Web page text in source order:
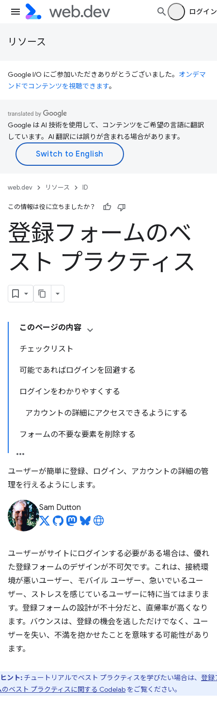
ログイン
リソース
Google I/O にご参加いただきありがとうございました。 オンデマ
ンドでコンテンツを視聴できます。
Google は AI 技術を使用して、コンテンツをご希望の言語に翻訳
しています。AI 翻訳には誤りが含まれる場合があります。
web.dev リソース ID
この情報は役に立ちましたか？
登録フォームのベ
スト プラクティス
このページの内容
チェックリスト
可能であればログインを回避する
ログインをわかりやすくする
アカウントの詳細にアクセスできるようにする
フォームの不要な要素を削除する
ユーザーが簡単に登録、ログイン、アカウントの詳細の管
理を行えるようにします。
Sam Dutton
ユーザーがサイトにログインする必要がある場合は、優れ
た登録フォームのデザインが不可欠です。これは、接続環
境が悪いユーザー、モバイル ユーザー、急いでいるユー
ザー、ストレスを感じているユーザーに特に当てはまりま
す。登録フォームの設計が不十分だと、直帰率が高くなり
ます。バウンスは、登録の機会を逃しただけでなく、ユー
ザーを失い、不満を抱かせたことを意味する可能性があり
ます。
ヒント: チュートリアルでベスト プラクティスを学びたい場合は、 登録
のベスト プラクティスに関する Codelab をご覧ください。